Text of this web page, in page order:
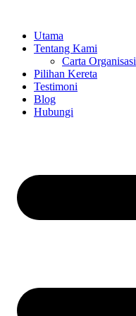
contentUtama
Tentang Kami
Carta Organisasi
Pilihan Kereta
Testimoni
Blog
Hubungi